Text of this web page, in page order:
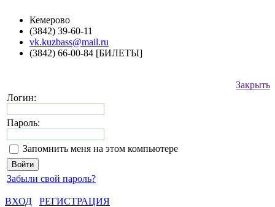
Кемерово
(3842) 39-60-11
vk.kuzbass@mail.ru
(3842) 66-00-84 [БИЛЕТЫ]
Закрыть
Логин:
Пароль:
Запомнить меня на этом компьютере
Забыли свой пароль?
ВХОД
РЕГИСТРАЦИЯ